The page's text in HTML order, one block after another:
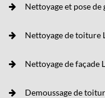
Nettoyage et pose
Nettoyage de toiture
Nettoyage de façade
Demoussage de